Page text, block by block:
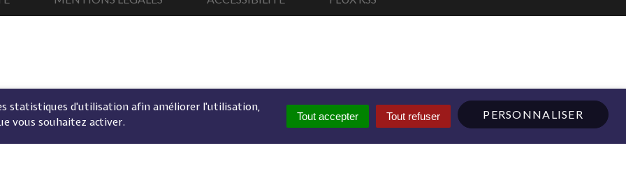
statistiques d'utilisation afin améliorer l'utilisation,
vous souhaitez activer.
Tout accepter Tout refuser PERSONNALISER